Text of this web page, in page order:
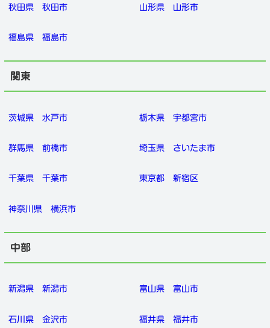
秋田県 秋田市 山形県 山形市
福島県 福島市
関東
茨城県 水戸市 栃木県 宇都宮市
群馬県 前橋市 埼玉県 さいたま市
千葉県 千葉市 東京都 新宿区
神奈川県 横浜市
中部
新潟県 新潟市 富山県 富山市
石川県 金沢市 福井県 福井市